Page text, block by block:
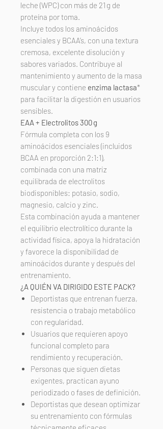
leche (WPC) con más de 21 g de
proteína por toma.
Incluye todos los aminoácidos
esenciales y BCAA’s, con una textura
cremosa, excelente disolución y
sabores variados. Contribuye al
mantenimiento y aumento de la masa
muscular y contiene enzima lactasa*
para facilitar la digestión en usuarios
sensibles.
EAA + Electrolitos 300 g
Fórmula completa con los 9
aminoácidos esenciales (incluidos
BCAA en proporción 2:1:1),
combinada con una matriz
equilibrada de electrolitos
biodisponibles: potasio, sodio,
magnesio, calcio y zinc.
Esta combinación ayuda a mantener
el equilibrio electrolítico durante la
actividad física, apoya la hidratación
y favorece la disponibilidad de
aminoácidos durante y después del
entrenamiento.
¿A QUIÉN VA DIRIGIDO ESTE PACK?
Deportistas que entrenan fuerza,
resistencia o trabajo metabólico
con regularidad.
Usuarios que requieren apoyo
funcional completo para
rendimiento y recuperación.
Personas que siguen dietas
exigentes, practican ayuno
periodizado o fases de definición.
Deportistas que desean optimizar
su entrenamiento con fórmulas